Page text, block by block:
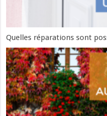
Quelles réparations sont